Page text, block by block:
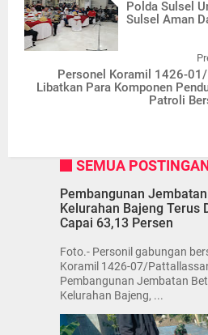
Polda Sulsel
Sulsel Aman
Personel Koramil 1426-
Libatkan Para Komponen
Patroli
SEMUA
Pembangunan
Kelurahan Bajeng Terus
Capai 63,13 Persen
Foto.- Personil gabungan
Koramil 1426-07/
Pembangunan Jembatan
Kelurahan Bajeng, ...